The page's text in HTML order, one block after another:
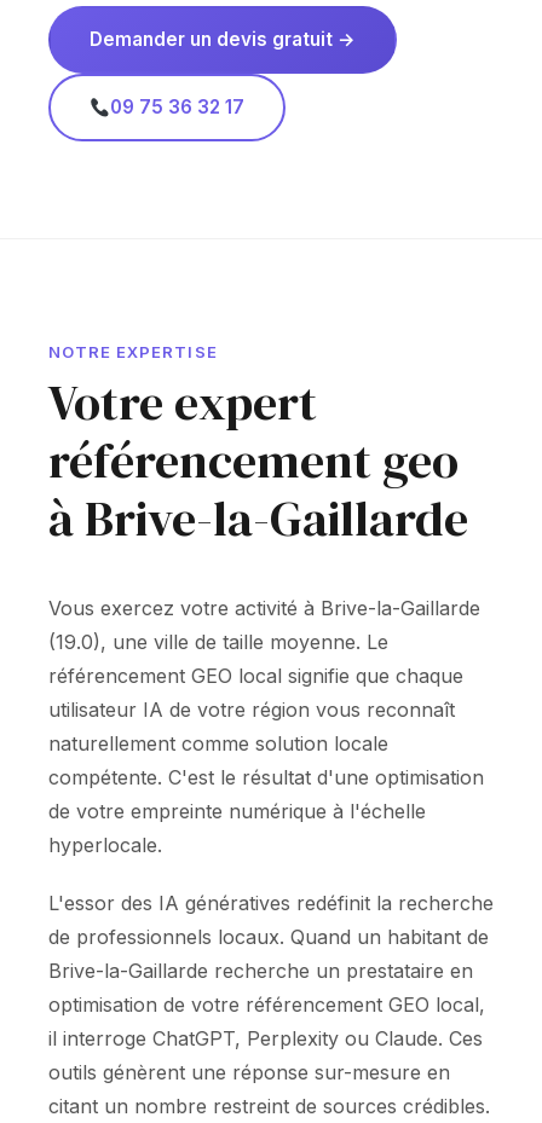
Demander un devis gratuit →
09 75 36 32 17
NOTRE EXPERTISE
Votre expert
référencement geo
à Brive-la-Gaillarde
Vous exercez votre activité à Brive-la-Gaillarde
(19.0), une ville de taille moyenne. Le
référencement GEO local signifie que chaque
utilisateur IA de votre région vous reconnaît
naturellement comme solution locale
compétente. C'est le résultat d'une optimisation
de votre empreinte numérique à l'échelle
hyperlocale.
L'essor des IA génératives redéfinit la recherche
de professionnels locaux. Quand un habitant de
Brive-la-Gaillarde recherche un prestataire en
optimisation de votre référencement GEO local,
il interroge ChatGPT, Perplexity ou Claude. Ces
outils génèrent une réponse sur-mesure en
citant un nombre restreint de sources crédibles.